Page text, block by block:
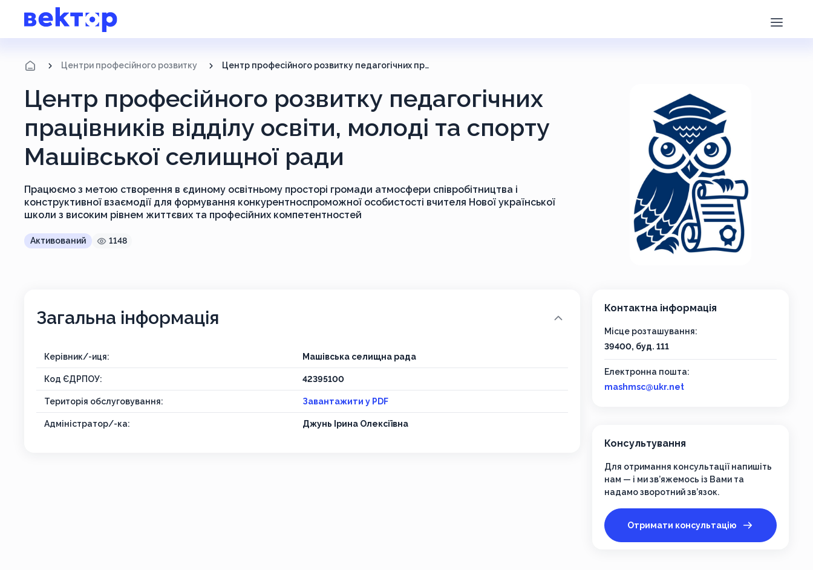
Центри професійного розвитку Центр професійного розвитку педагогічних працівників відділу освіти, молоді та спорту Машівської селищної ради
Центр професійного розвитку педагогічних
працівників відділу освіти, молоді та спорту
Машівської селищної ради
Працюємо з метою створення в єдиному освітньому просторі громади атмосфери співробітництва і
конструктивної взаємодії для формування конкурентноспроможної особистості вчителя Нової української
школи з високим рівнем життєвих та професійних компетентностей
Активований 1148
Загальна інформація
Керівник/-иця: Машівська селищна рада
Код ЄДРПОУ: 42395100
Територія обслуговування: Завантажити у PDF
Адміністратор/-ка: Джунь Ірина Олексіївна
Контактна інформація
Місце розташування:
39400, буд. 111
Електронна пошта:
mashmsc@ukr.net
Консультування
Для отримання консультації напишіть
нам — і ми зв’яжемось із Вами та
надамо зворотний зв’язок.
Отримати консультацію